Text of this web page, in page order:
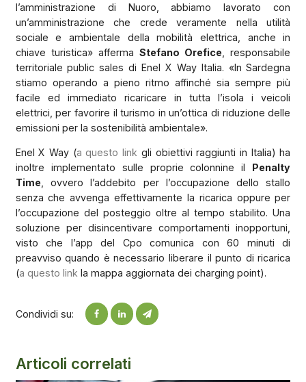
l’amministrazione di Nuoro, abbiamo lavorato con
un’amministrazione che crede veramente nella utilità
sociale e ambientale della mobilità elettrica, anche in
chiave turistica» affermaStefano Orefice , responsabile
territoriale public sales di Enel X Way Italia. «In Sardegna
stiamo operando a pieno ritmo affinché sia sempre più
facile ed immediato ricaricare in tutta l’isola i veicoli
elettrici, per favorire il turismo in un’ottica di riduzione delle
emissioni per la sostenibilità ambientale».
Enel X Way (a questo link gli obiettivi raggiunti in Italia) ha
inoltre implementato sulle proprie colonnine il Penalty
Time , ovvero l’addebito per l’occupazione dello stallo
senza che avvenga effettivamente la ricarica oppure per
l’occupazione del posteggio oltre al tempo stabilito. Una
soluzione per disincentivare comportamenti inopportuni,
visto che l’app del Cpo comunica con 60 minuti di
preavviso quando è necessario liberare il punto di ricarica
(a questo link la mappa aggiornata dei charging point).
Condividi su:
Articoli correlati